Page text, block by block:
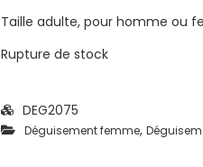
Taille adulte, pour homme ou
Rupture de stock
DEG2075
Déguisement femme,